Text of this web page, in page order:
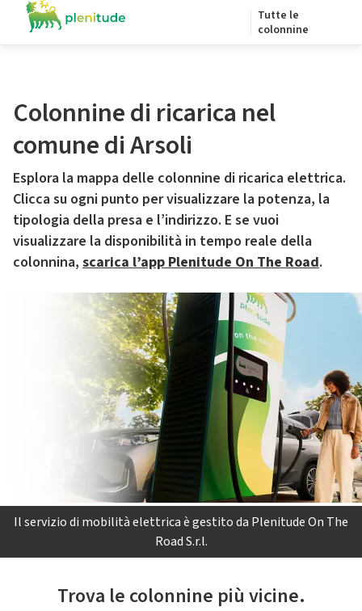
Tutte le
colonnine
Colonnine di ricarica nel
comune di Arsoli
Esplora la mappa delle colonnine di ricarica elettrica.
Clicca su ogni punto per visualizzare la potenza, la
tipologia della presa e l’indirizzo. E se vuoi
visualizzare la disponibilità in tempo reale della
colonnina, scarica l’app Plenitude On The Road.
Il servizio di mobilità elettrica è gestito da Plenitude On The
Road S.r.l.
Trova le colonnine più vicine.